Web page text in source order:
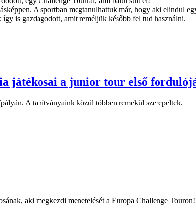
A sportban megtanulhattuk már, hogy aki elindul
is gazdagodott, amit reméljük később fel tud használni.
játékosai a junior tour első
A tanítványaink közül többen remekül szerepeltek.
aki megkezdi menetelését a Europa Challenge Touron!